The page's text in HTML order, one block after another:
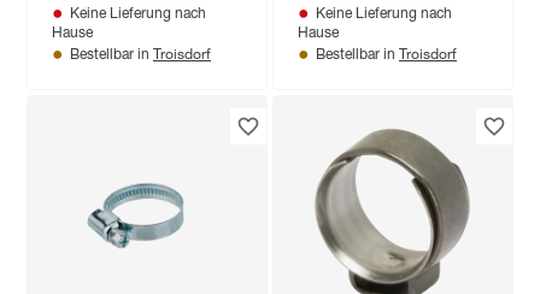
Keine Lieferung nach
Hause
Bestellbar in Troisdorf
Keine Lieferung nach
Hause
Bestellbar in Troisdorf